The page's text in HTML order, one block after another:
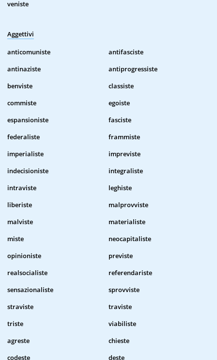
veniste
Aggettivi
anticomuniste
antifasciste
antinaziste
antiprogressiste
benviste
classiste
commiste
egoiste
espansioniste
fasciste
federaliste
frammiste
imperialiste
impreviste
indecisioniste
integraliste
intraviste
leghiste
liberiste
malprovviste
malviste
materialiste
miste
neocapitaliste
opinioniste
previste
realsocialiste
referendariste
sensazionaliste
sprovviste
straviste
traviste
triste
viabiliste
agreste
chieste
codeste
deste